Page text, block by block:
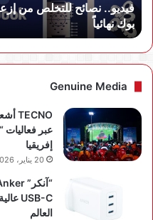
فيس
بوك
نهائياًَ
فيديو.. نصائح للتخلص من
بوك نهائياًَ
Genuine Media
عبر فعاليات
إفريقيا
20 يناير، 2026
العالم